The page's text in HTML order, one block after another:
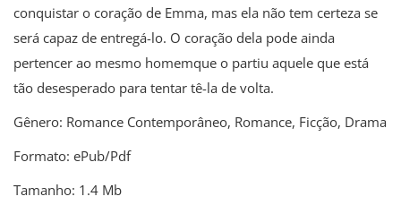
conquistar o coração de Emma, mas ela não tem certeza se
será capaz de entregá-lo. O coração dela pode ainda
pertencer ao mesmo homemque o partiu aquele que está
tão desesperado para tentar tê-la de volta.
Gênero: Romance Contemporâneo, Romance, Ficção, Drama
Formato: ePub/Pdf
Tamanho: 1.4 Mb